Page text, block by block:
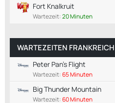
Fort Knalkruit
Wartezeit:20 Minuten
WARTEZEITEN FRANKREICH
Peter Pan's Flight
Wartezeit:65 Minuten
Big Thunder Mountain
Wartezeit:60 Minuten